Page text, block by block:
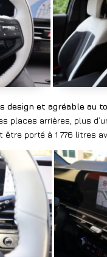
design et agréable au
places arrières, plus
être porté à 1 776 litres